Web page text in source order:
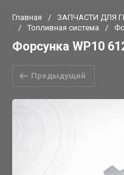
Главная / ЗАПЧАСТИ ДЛЯ
/
Топливная система /
Форсунка WP10
Предыдущий